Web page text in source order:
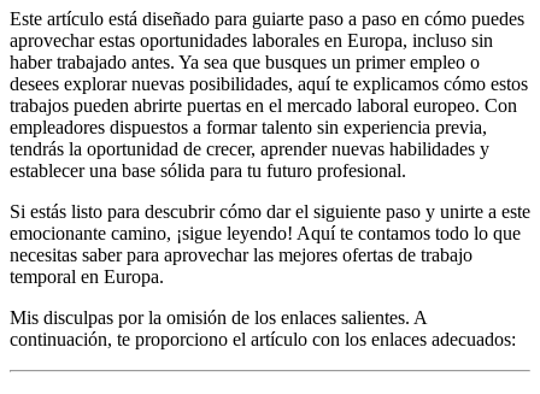
Este artículo está diseñado para guiarte paso a paso en cómo puedes
aprovechar estas oportunidades laborales en Europa, incluso sin
haber trabajado antes. Ya sea que busques un primer empleo o
desees explorar nuevas posibilidades, aquí te explicamos cómo estos
trabajos pueden abrirte puertas en el mercado laboral europeo. Con
empleadores dispuestos a formar talento sin experiencia previa,
tendrás la oportunidad de crecer, aprender nuevas habilidades y
establecer una base sólida para tu futuro profesional.
Si estás listo para descubrir cómo dar el siguiente paso y unirte a este
emocionante camino, ¡sigue leyendo! Aquí te contamos todo lo que
necesitas saber para aprovechar las mejores ofertas de trabajo
temporal en Europa.
Mis disculpas por la omisión de los enlaces salientes. A
continuación, te proporciono el artículo con los enlaces adecuados: